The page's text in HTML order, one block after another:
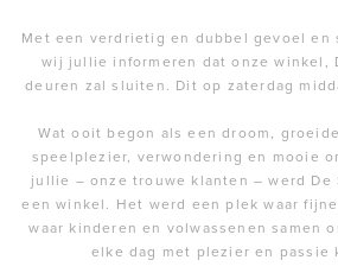
Met een verdrietig en dubbel gevoel
wij jullie informeren dat onze winkel,
deuren zal sluiten. Dit op zaterdag
Wat ooit begon als een droom,
speelplezier, verwondering en mooie
jullie – onze trouwe klanten – werd De
een winkel. Het werd een plek waar
waar kinderen en volwassenen samen
elke dag met plezier en passie